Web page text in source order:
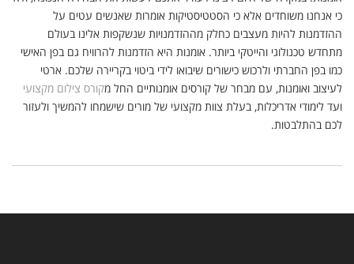
כי אנחנו משוחדים אלא כי הסטטיסטיקות אומרות שאנשים עטים על
ההזדמנות להיות מעצבים כחלק מההזדמנויות שנשקפות אלינו בעולם
מתחדש טכנולוגי והייטקי ביותר. אומנות היא הזדמנות להרוויח גם בפן האישי
כמו בפן החברתי ולרכוש כישורים שיבואו לידי ביטוי בקריירה שלכם. ארטי
לעיצוב ואומנות, עם מבחר של קורסים אומנותיים החל מקורס צילום מקצועי
ועד לימודי אדריכלות, בעלת צוות מקצועי של מורים שישמחו להמשיך ולעזור
לכם בהתלבטות.